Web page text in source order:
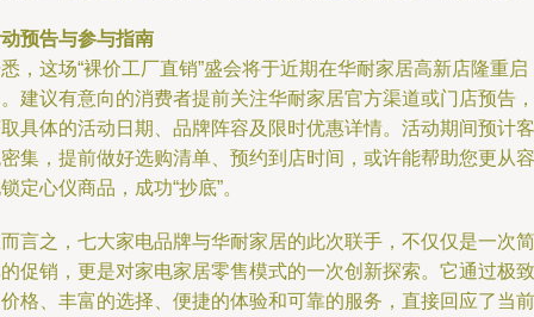
预告与参与指南
，这场“裸价工厂直销”盛会将于近期在华耐家居高新店隆重启
建议有意向的消费者提前关注华耐家居官方渠道或门店预告，
具体的活动日期、品牌阵容及限时优惠详情。活动期间预计客
集，提前做好选购清单、预约到店时间，或许能帮助您更从容
定心仪商品，成功“抄底”。
言之，七大家电品牌与华耐家居的此次联手，不仅仅是一次简
促销，更是对家电家居零售模式的一次创新探索。它通过极致
格、丰富的选择、便捷的体验和可靠的服务，直接回应了当前